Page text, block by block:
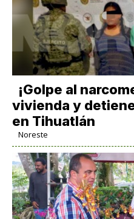
¡Golpe al
vivienda y
en Tihuatlán
Noreste